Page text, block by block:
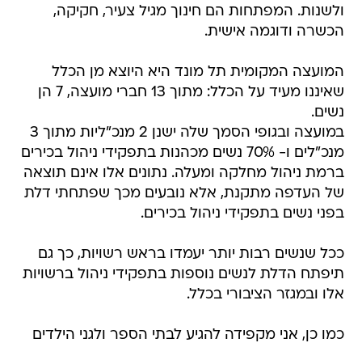
ולשנות. המפתחות הם חינוך מגיל צעיר, חקיקה,
הכשרה ודוגמה אישית.
המועצה המקומית תל מונד היא היוצא מן הכלל
שאיננו מעיד על הכלל: מתוך 13 חברי מועצה, 7 הן
נשים.
במועצה ובגופי הסמך שלה ישנן 2 מנכ"ליות מתוך 3
מנכ"לים ו- 70% נשים מכהנות בתפקידי ניהול בכירים
ברמת ניהול מחלקה ומעלה. נתונים אלו אינם תוצאה
של העדפה מתקנת, אלא נובעים מכך שפתחתי דלת
בפני נשים בתפקידי ניהול בכירים.
ככל שנשים רבות יותר יעמדו בראש רשויות, כך גם
תיפתח הדלת לנשים נוספות בתפקידי ניהול ברשויות
אלו ובמגזר הציבורי בכלל.
כמו כן, אני מקפידה להגיע לבתי הספר ולגני הילדים